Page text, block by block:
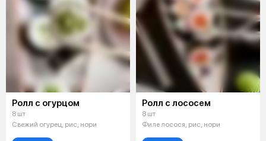
Ролл с огурцом
8 шт
Свежий огурец, рис, нори
Ролл с лососем
8 шт
Филе лосося, рис, нори